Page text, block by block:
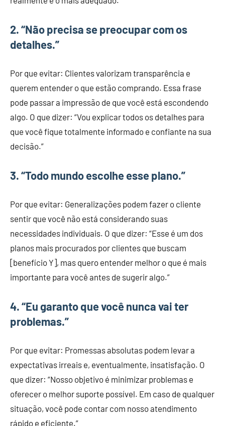
2.“Não precisa se preocupar com os
detalhes.”
Por que evitar: Clientes valorizam transparência e
querem entender o que estão comprando. Essa frase
pode passar a impressão de que você está escondendo
algo. O que dizer: “Vou explicar todos os detalhes para
que você fique totalmente informado e confiante na sua
decisão.”
3.“Todo mundo escolhe esse plano.”
Por que evitar: Generalizações podem fazer o cliente
sentir que você não está considerando suas
necessidades individuais. O que dizer: “Esse é um dos
planos mais procurados por clientes que buscam
[benefício Y], mas quero entender melhor o que é mais
importante para você antes de sugerir algo.”
4.“Eu garanto que você nunca vai ter
problemas.”
Por que evitar: Promessas absolutas podem levar a
expectativas irreais e, eventualmente, insatisfação. O
que dizer: “Nosso objetivo é minimizar problemas e
oferecer o melhor suporte possível. Em caso de qualquer
situação, você pode contar com nosso atendimento
rápido e eficiente.”